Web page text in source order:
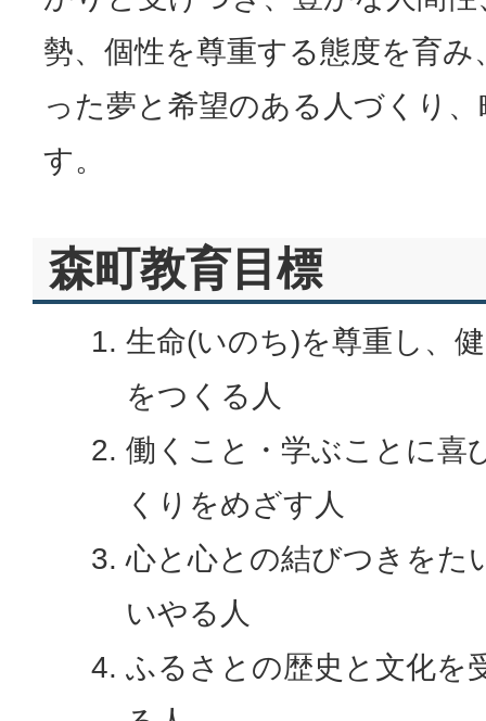
勢、個性を尊重する態度を育
った夢と希望のある人づくり
す。
森町教育目標
生命(いのち)を尊重し、
をつくる人
働くこと・学ぶことに喜
くりをめざす人
心と心との結びつきをた
いやる人
ふるさとの歴史と文化を